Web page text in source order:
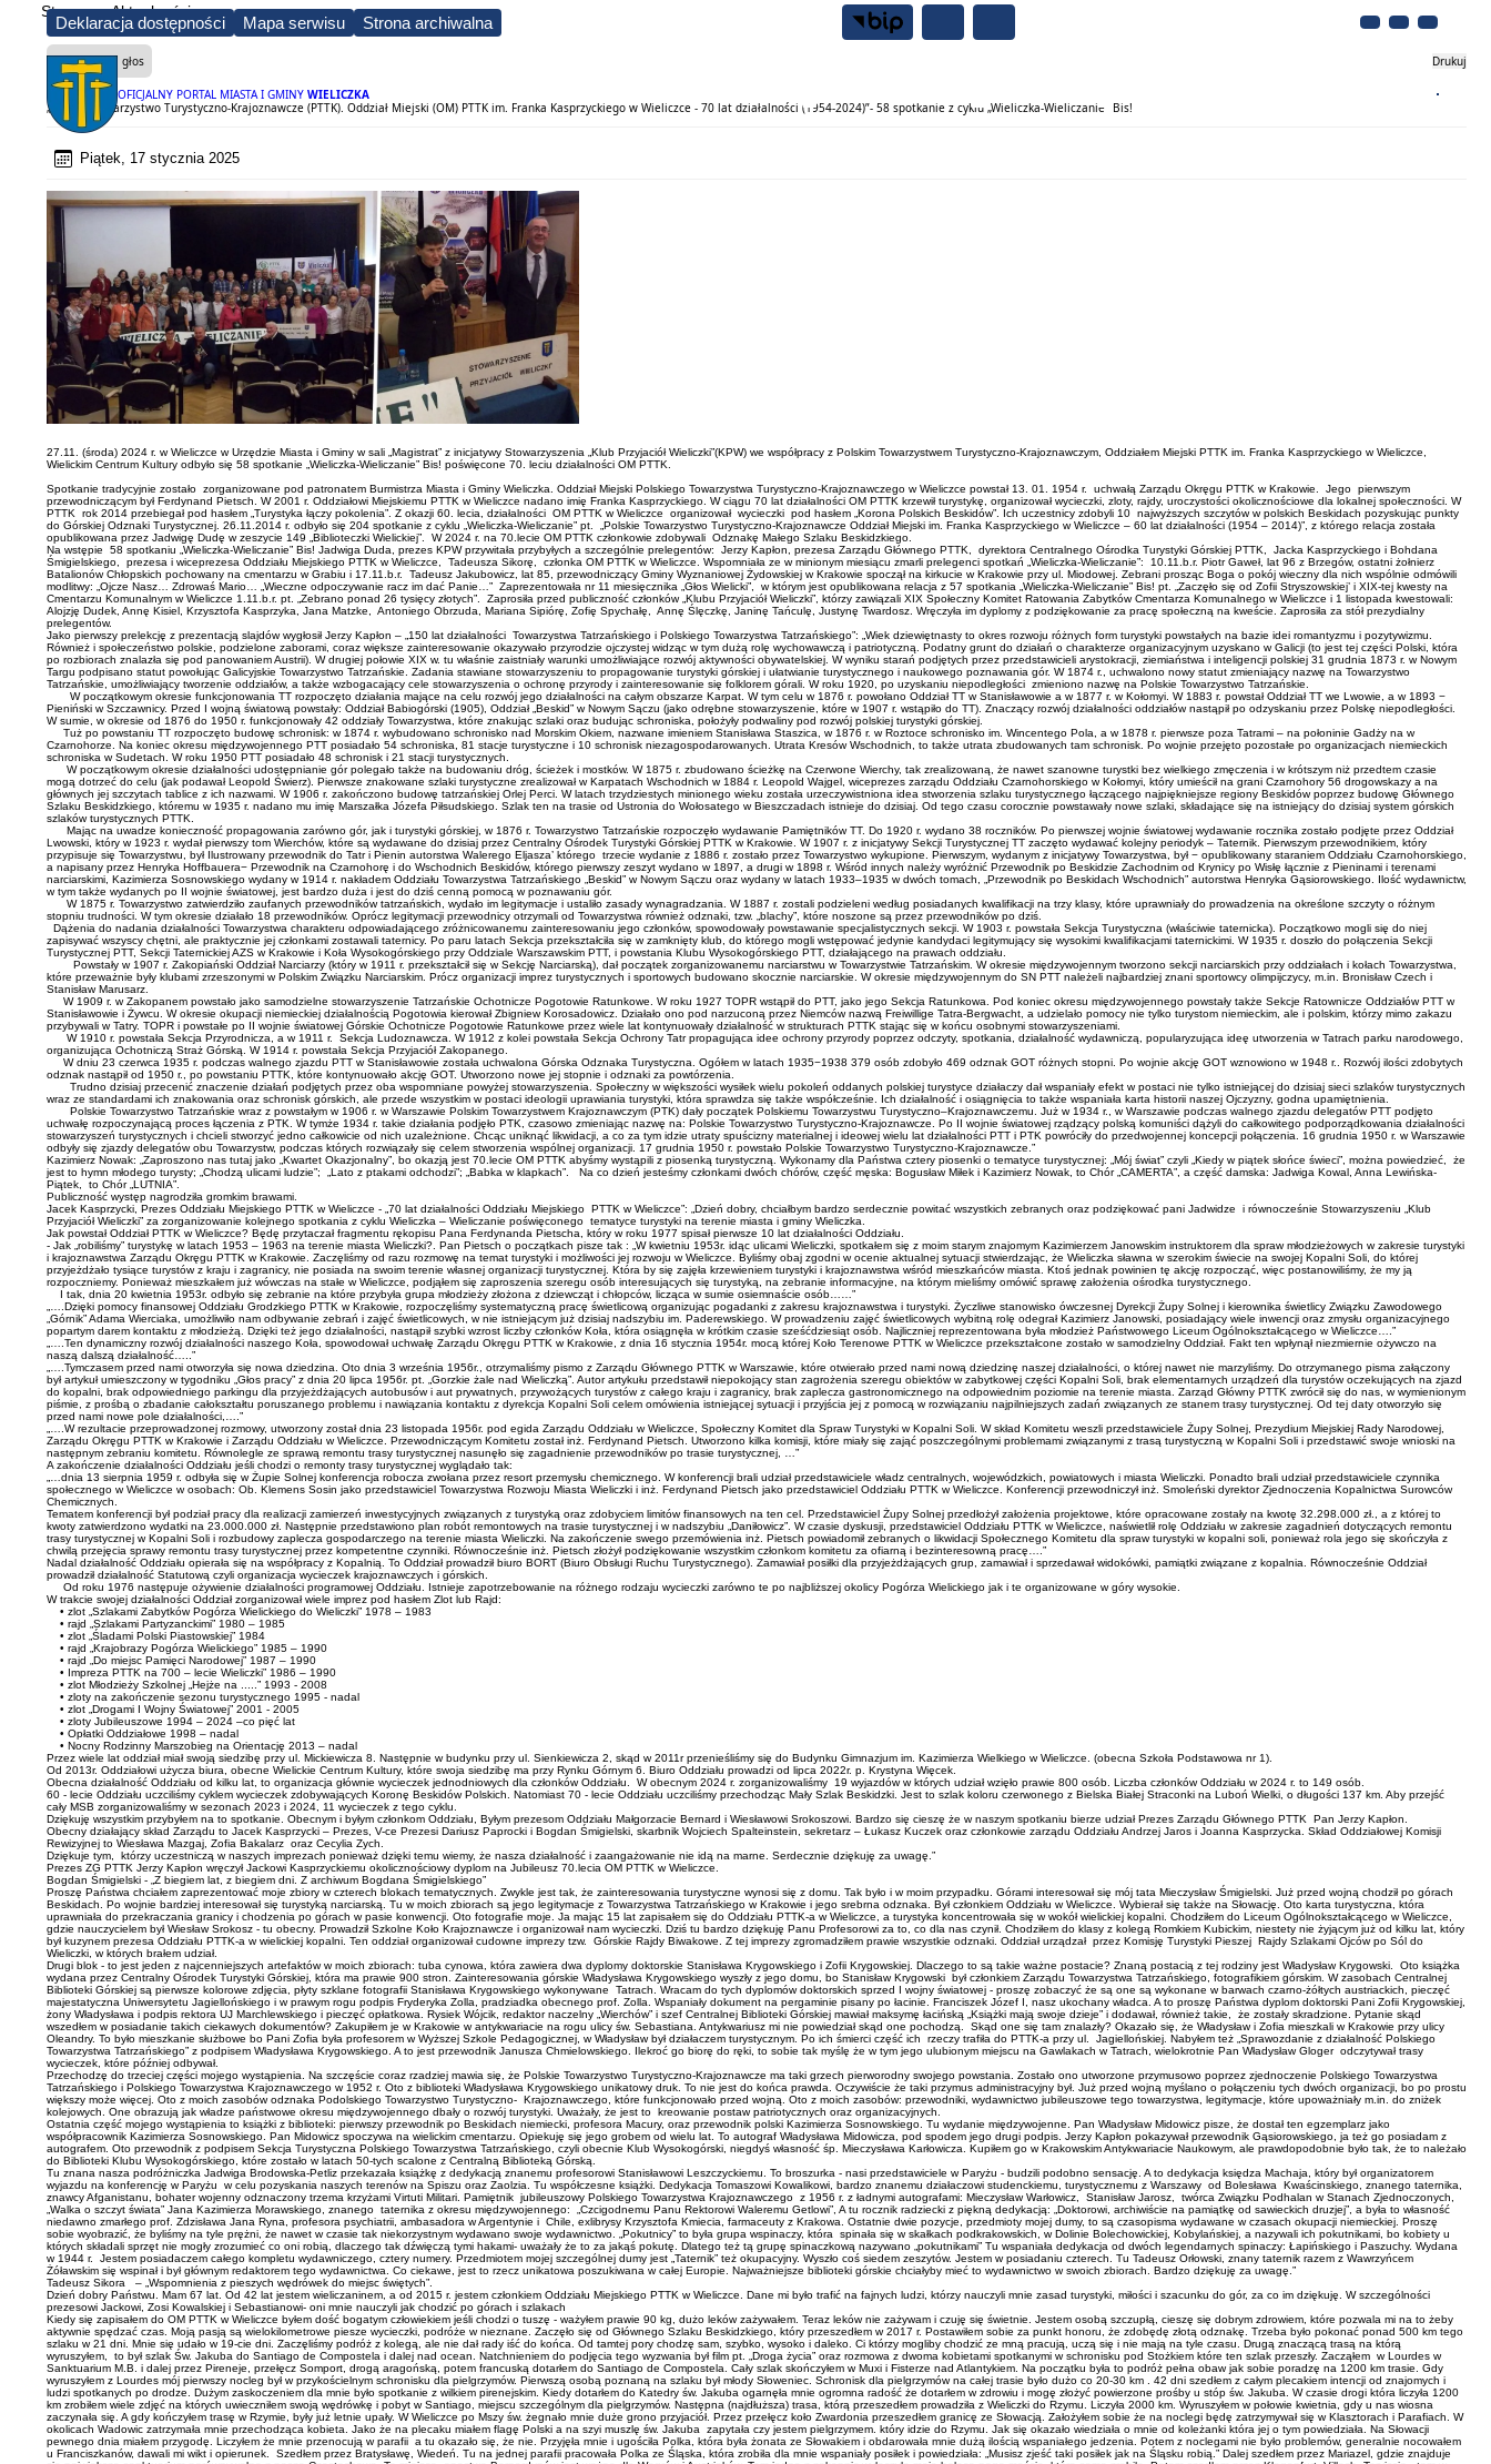
Deklaracja dostępności Mapa serwisu Strona archiwalna
OFICJALNY PORTAL MIASTA I GMINY WIELICZKA
Strona Aktualności
Czytaj na głos Drukuj
„Polskie Towarzystwo Turystyczno-Krajoznawcze (PTTK). Oddział Miejski (OM) PTTK im. Franka Kasprzyckiego w Wieliczce - 70 lat działalności (1954-2024)”- 58 spotkanie z cyklu „Wieliczka-Wieliczanie” Bis!
Piątek, 17 stycznia 2025
27.11. (środa) 2024 r. w Wieliczce w Urzędzie Miasta i Gminy w sali „Magistrat” z inicjatywy Stowarzyszenia „Klub Przyjaciół Wieliczki”(KPW) we współpracy z Polskim Towarzystwem Turystyczno-Krajoznawczym, Oddziałem Miejski PTTK im. Franka Kasprzyckiego w Wieliczce,
Wielickim Centrum Kultury odbyło się 58 spotkanie „Wieliczka-Wieliczanie” Bis! poświęcone 70. leciu działalności OM PTTK.
Spotkanie tradycyjnie zostało zorganizowane pod patronatem Burmistrza Miasta i Gminy Wieliczka. Oddział Miejski Polskiego Towarzystwa Turystyczno-Krajoznawczego w Wieliczce powstał 13. 01. 1954 r. uchwałą Zarządu Okręgu PTTK w Krakowie. Jego pierwszym
przewodniczącym był Ferdynand Pietsch. W 2001 r. Oddziałowi Miejskiemu PTTK w Wieliczce nadano imię Franka Kasprzyckiego. W ciągu 70 lat działalności OM PTTK krzewił turystykę, organizował wycieczki, zloty, rajdy, uroczystości okolicznościowe dla lokalnej społeczności. W
PTTK rok 2014 przebiegał pod hasłem „Turystyka łączy pokolenia”. Z okazji 60. lecia, działalności OM PTTK w Wieliczce organizował wycieczki pod hasłem „Korona Polskich Beskidów”. Ich uczestnicy zdobyli 10 najwyższych szczytów w polskich Beskidach pozyskując punkty
do Górskiej Odznaki Turystycznej. 26.11.2014 r. odbyło się 204 spotkanie z cyklu „Wieliczka-Wieliczanie” pt. „Polskie Towarzystwo Turystyczno-Krajoznawcze Oddział Miejski im. Franka Kasprzyckiego w Wieliczce – 60 lat działalności (1954 – 2014)”, z którego relacja została
opublikowana przez Jadwigę Dudę w zeszycie 149 „Biblioteczki Wielickiej”. W 2024 r. na 70.lecie OM PTTK członkowie zdobywali Odznakę Małego Szlaku Beskidzkiego.
Na wstępie 58 spotkaniu „Wieliczka-Wieliczanie” Bis! Jadwiga Duda, prezes KPW przywitała przybyłych a szczególnie prelegentów: Jerzy Kapłon, prezesa Zarządu Głównego PTTK, dyrektora Centralnego Ośrodka Turystyki Górskiej PTTK, Jacka Kasprzyckiego i Bohdana
Śmigielskiego, prezesa i wiceprezesa Oddziału Miejskiego PTTK w Wieliczce, Tadeusza Sikorę, członka OM PTTK w Wieliczce. Wspomniała ze w minionym miesiącu zmarli prelegenci spotkań „Wieliczka-Wieliczanie”: 10.11.b.r. Piotr Gaweł, lat 96 z Brzegów, ostatni żołnierz
Batalionów Chłopskich pochowany na cmentarzu w Grabiu i 17.11.b.r. Tadeusz Jakubowicz, lat 85, przewodniczący Gminy Wyznaniowej Żydowskiej w Krakowie spoczął na kirkucie w Krakowie przy ul. Miodowej. Zebrani prosząc Boga o pokój wieczny dla nich wspólnie odmówili
modlitwy: „Ojcze Nasz… Zdrowaś Mario… „Wieczne odpoczywanie racz im dać Panie…” Zaprezentowała nr 11 miesięcznika „Głos Wielicki”, w którym jest opublikowana relacja z 57 spotkania „Wieliczka-Wieliczanie” Bis! pt. „Zaczęło się od Zofii Stryszowskiej’ i XIX-tej kwesty na
Cmentarzu Komunalnym w Wieliczce 1.11.b.r. pt. „Zebrano ponad 26 tysięcy złotych”. Zaprosiła przed publiczność członków „Klubu Przyjaciół Wieliczki”, którzy zawiązali XIX Społeczny Komitet Ratowania Zabytków Cmentarza Komunalnego w Wieliczce i 1 listopada kwestowali:
Alojzję Dudek, Annę Kisiel, Krzysztofa Kasprzyka, Jana Matzke, Antoniego Obrzuda, Mariana Sipiórę, Zofię Spychałę, Annę Ślęczkę, Janinę Tańculę, Justynę Twardosz. Wręczyła im dyplomy z podziękowanie za pracę społeczną na kweście. Zaprosiła za stół prezydialny
prelegentów.
Jako pierwszy prelekcję z prezentacją slajdów wygłosił Jerzy Kapłon – „150 lat działalności Towarzystwa Tatrzańskiego i Polskiego Towarzystwa Tatrzańskiego”: „Wiek dziewiętnasty to okres rozwoju różnych form turystyki powstałych na bazie idei romantyzmu i pozytywizmu.
Również i społeczeństwo polskie, podzielone zaborami, coraz większe zainteresowanie okazywało przyrodzie ojczystej widząc w tym dużą rolę wychowawczą i patriotyczną. Podatny grunt do działań o charakterze organizacyjnym uzyskano w Galicji (to jest tej części Polski, która
po rozbiorach znalazła się pod panowaniem Austrii). W drugiej połowie XIX w. tu właśnie zaistniały warunki umożliwiające rozwój aktywności obywatelskiej. W wyniku starań podjętych przez przedstawicieli arystokracji, ziemiaństwa i inteligencji polskiej 31 grudnia 1873 r. w Nowym
Targu podpisano statut powołując Galicyjskie Towarzystwo Tatrzańskie. Zadania stawiane stowarzyszeniu to propagowanie turystyki górskiej i ułatwianie turystycznego i naukowego poznawania gór. W 1874 r., uchwalono nowy statut zmieniający nazwę na Towarzystwo
Tatrzańskie, umożliwiający tworzenie oddziałów, a także wzbogacający cele stowarzyszenia o ochronę przyrody i zainteresowanie się folklorem górali. W roku 1920, po uzyskaniu niepodległości zmieniono nazwę na Polskie Towarzystwo Tatrzańskie.
W początkowym okresie funkcjonowania TT rozpoczęto działania mające na celu rozwój jego działalności na całym obszarze Karpat. W tym celu w 1876 r. powołano Oddział TT w Stanisławowie a w 1877 r. w Kołomyi. W 1883 r. powstał Oddział TT we Lwowie, a w 1893 −
Pieniński w Szczawnicy. Przed I wojną światową powstały: Oddział Babiogórski (1905), Oddział „Beskid” w Nowym Sączu (jako odrębne stowarzyszenie, które w 1907 r. wstąpiło do TT). Znaczący rozwój działalności oddziałów nastąpił po odzyskaniu przez Polskę niepodległości.
W sumie, w okresie od 1876 do 1950 r. funkcjonowały 42 oddziały Towarzystwa, które znakując szlaki oraz budując schroniska, położyły podwaliny pod rozwój polskiej turystyki górskiej.
Tuż po powstaniu TT rozpoczęto budowę schronisk: w 1874 r. wybudowano schronisko nad Morskim Okiem, nazwane imieniem Stanisława Staszica, w 1876 r. w Roztoce schronisko im. Wincentego Pola, a w 1878 r. pierwsze poza Tatrami – na połoninie Gadży na w
Czarnohorze. Na koniec okresu międzywojennego PTT posiadało 54 schroniska, 81 stacje turystyczne i 10 schronisk niezagospodarowanych. Utrata Kresów Wschodnich, to także utrata zbudowanych tam schronisk. Po wojnie przejęto pozostałe po organizacjach niemieckich
schroniska w Sudetach. W roku 1950 PTT posiadało 48 schronisk i 21 stacji turystycznych.
W początkowym okresie działalności udostępnianie gór polegało także na budowaniu dróg, ścieżek i mostków. W 1875 r. zbudowano ścieżkę na Czerwone Wierchy, tak zrealizowaną, że nawet szanowne turystki bez wielkiego zmęczenia i w krótszym niż przedtem czasie
mogą dotrzeć do celu (jak podawał Leopold Świerz). Pierwsze znakowane szlaki turystyczne zrealizował w Karpatach Wschodnich w 1884 r. Leopold Wajgel, wiceprezes zarządu Oddziału Czarnohorskiego w Kołomyi, który umieścił na grani Czarnohory 56 drogowskazy a na
głównych jej szczytach tablice z ich nazwami. W 1906 r. zakończono budowę tatrzańskiej Orlej Perci. W latach trzydziestych minionego wieku została urzeczywistniona idea stworzenia szlaku turystycznego łączącego najpiękniejsze regiony Beskidów poprzez budowę Głównego
Szlaku Beskidzkiego, któremu w 1935 r. nadano mu imię Marszałka Józefa Piłsudskiego. Szlak ten na trasie od Ustronia do Wołosatego w Bieszczadach istnieje do dzisiaj. Od tego czasu corocznie powstawały nowe szlaki, składające się na istniejący do dzisiaj system górskich
szlaków turystycznych PTTK.
Mając na uwadze konieczność propagowania zarówno gór, jak i turystyki górskiej, w 1876 r. Towarzystwo Tatrzańskie rozpoczęło wydawanie Pamiętników TT. Do 1920 r. wydano 38 roczników. Po pierwszej wojnie światowej wydawanie rocznika zostało podjęte przez Oddział
Lwowski, który w 1923 r. wydał pierwszy tom Wierchów, które są wydawane do dzisiaj przez Centralny Ośrodek Turystyki Górskiej PTTK w Krakowie. W 1907 r. z inicjatywy Sekcji Turystycznej TT zaczęto wydawać kolejny periodyk – Taternik. Pierwszym przewodnikiem, który
przypisuje się Towarzystwu, był Ilustrowany przewodnik do Tatr i Pienin autorstwa Walerego Eljasza’ którego trzecie wydanie z 1886 r. zostało przez Towarzystwo wykupione. Pierwszym, wydanym z inicjatywy Towarzystwa, był − opublikowany staraniem Oddziału Czarnohorskiego,
a napisany przez Henryka Hoffbauera− Przewodnik na Czarnohorę i do Wschodnich Beskidów, którego pierwszy zeszyt wydano w 1897, a drugi w 1898 r. Wśród innych należy wyróżnić Przewodnik po Beskidzie Zachodnim od Krynicy po Wisłę łącznie z Pieninami i terenami
narciarskimi, Kazimierza Sosnowskiego wydany w 1914 r. nakładem Oddziału Towarzystwa Tatrzańskiego „Beskid” w Nowym Sączu oraz wydany w latach 1933–1935 w dwóch tomach, „Przewodnik po Beskidach Wschodnich” autorstwa Henryka Gąsiorowskiego. Ilość wydawnictw,
w tym także wydanych po II wojnie światowej, jest bardzo duża i jest do dziś cenną pomocą w poznawaniu gór.
W 1875 r. Towarzystwo zatwierdziło zaufanych przewodników tatrzańskich, wydało im legitymacje i ustaliło zasady wynagradzania. W 1887 r. zostali podzieleni według posiadanych kwalifikacji na trzy klasy, które uprawniały do prowadzenia na określone szczyty o różnym
stopniu trudności. W tym okresie działało 18 przewodników. Oprócz legitymacji przewodnicy otrzymali od Towarzystwa również odznaki, tzw. „blachy”, które noszone są przez przewodników po dziś.
Dążenia do nadania działalności Towarzystwa charakteru odpowiadającego zróżnicowanemu zainteresowaniu jego członków, spowodowały powstawanie specjalistycznych sekcji. W 1903 r. powstała Sekcja Turystyczna (właściwie taternicka). Początkowo mogli się do niej
zapisywać wszyscy chętni, ale praktycznie jej członkami zostawali taternicy. Po paru latach Sekcja przekształciła się w zamknięty klub, do którego mogli wstępować jedynie kandydaci legitymujący się wysokimi kwalifikacjami taternickimi. W 1935 r. doszło do połączenia Sekcji
Turystycznej PTT, Sekcji Taternickiej AZS w Krakowie i Koła Wysokogórskiego przy Oddziale Warszawskim PTT, i powstania Klubu Wysokogórskiego PTT, działającego na prawach oddziału.
Powstały w 1907 r. Zakopiański Oddział Narciarzy (który w 1911 r. przekształcił się w Sekcję Narciarską), dał początek zorganizowanemu narciarstwu w Towarzystwie Tatrzańskim. W okresie międzywojennym tworzono sekcji narciarskich przy oddziałach i kołach Towarzystwa,
które przeważnie były klubami zrzeszonymi w Polskim Związku Narciarskim. Prócz organizacji imprez turystycznych i sportowych budowano skocznie narciarskie. W okresie międzywojennym do SN PTT należeli najbardziej znani sportowcy olimpijczycy, m.in. Bronisław Czech i
Stanisław Marusarz.
W 1909 r. w Zakopanem powstało jako samodzielne stowarzyszenie Tatrzańskie Ochotnicze Pogotowie Ratunkowe. W roku 1927 TOPR wstąpił do PTT, jako jego Sekcja Ratunkowa. Pod koniec okresu międzywojennego powstały także Sekcje Ratownicze Oddziałów PTT w
Stanisławowie i Żywcu. W okresie okupacji niemieckiej działalnością Pogotowia kierował Zbigniew Korosadowicz. Działało ono pod narzuconą przez Niemców nazwą Freiwillige Tatra-Bergwacht, a udzielało pomocy nie tylko turystom niemieckim, ale i polskim, którzy mimo zakazu
przybywali w Tatry. TOPR i powstałe po II wojnie światowej Górskie Ochotnicze Pogotowie Ratunkowe przez wiele lat kontynuowały działalność w strukturach PTTK stając się w końcu osobnymi stowarzyszeniami.
W 1910 r. powstała Sekcja Przyrodnicza, a w 1911 r. Sekcja Ludoznawcza. W 1912 z kolei powstała Sekcja Ochrony Tatr propagująca idee ochrony przyrody poprzez odczyty, spotkania, działalność wydawniczą, popularyzująca ideę utworzenia w Tatrach parku narodowego,
organizująca Ochotniczą Straż Górską. W 1914 r. powstała Sekcja Przyjaciół Zakopanego.
W dniu 23 czerwca 1935 r. podczas walnego zjazdu PTT w Stanisławowie została uchwalona Górska Odznaka Turystyczna. Ogółem w latach 1935−1938 379 osób zdobyło 469 odznak GOT różnych stopni. Po wojnie akcję GOT wznowiono w 1948 r.. Rozwój ilości zdobytych
odznak nastąpił od 1950 r., po powstaniu PTTK, które kontynuowało akcję GOT. Utworzono nowe jej stopnie i odznaki za powtórzenia.
Trudno dzisiaj przecenić znaczenie działań podjętych przez oba wspomniane powyżej stowarzyszenia. Społeczny w większości wysiłek wielu pokoleń oddanych polskiej turystyce działaczy dał wspaniały efekt w postaci nie tylko istniejącej do dzisiaj sieci szlaków turystycznych
wraz ze standardami ich znakowania oraz schronisk górskich, ale przede wszystkim w postaci ideologii uprawiania turystyki, która sprawdza się także współcześnie. Ich działalność i osiągnięcia to także wspaniała karta historii naszej Ojczyzny, godna upamiętnienia.
Polskie Towarzystwo Tatrzańskie wraz z powstałym w 1906 r. w Warszawie Polskim Towarzystwem Krajoznawczym (PTK) dały początek Polskiemu Towarzystwu Turystyczno–Krajoznawczemu. Już w 1934 r., w Warszawie podczas walnego zjazdu delegatów PTT podjęto
uchwałę rozpoczynającą proces łączenia z PTK. W tymże 1934 r. takie działania podjęło PTK, czasowo zmieniając nazwę na: Polskie Towarzystwo Turystyczno-Krajoznawcze. Po II wojnie światowej rządzący polską komuniści dążyli do całkowitego podporządkowania działalności
stowarzyszeń turystycznych i chcieli stworzyć jedno całkowicie od nich uzależnione. Chcąc uniknąć likwidacji, a co za tym idzie utraty spuścizny materialnej i ideowej wielu lat działalności PTT i PTK powróciły do przedwojennej koncepcji połączenia. 16 grudnia 1950 r. w Warszawie
odbyły się zjazdy delegatów obu Towarzystw, podczas których rozwiązały się celem stworzenia wspólnej organizacji. 17 grudnia 1950 r. powstało Polskie Towarzystwo Turystyczno-Krajoznawcze.”
Kazimierz Nowak: „Zaproszono nas tutaj jako „Kwartet Okazjonalny”, bo okazją jest 70.lecie OM PTTK abyśmy wystąpili z piosenką turystyczną. Wykonamy dla Państwa cztery piosenki o tematyce turystycznej: „Mój świat” czyli „Kiedy w piątek słońce świeci”, można powiedzieć, że
jest to hymn młodego turysty; „Chodzą ulicami ludzie”; „Lato z ptakami odchodzi”; „Babka w klapkach”. Na co dzień jesteśmy członkami dwóch chórów, część męska: Bogusław Miłek i Kazimierz Nowak, to Chór „CAMERTA”, a część damska: Jadwiga Kowal, Anna Lewińska-
Piątek, to Chór „LUTNIA”.
Publiczność występ nagrodziła gromkim brawami.
Jacek Kasprzycki, Prezes Oddziału Miejskiego PTTK w Wieliczce - „70 lat działalności Oddziału Miejskiego PTTK w Wieliczce”: „Dzień dobry, chciałbym bardzo serdecznie powitać wszystkich zebranych oraz podziękować pani Jadwidze i równocześnie Stowarzyszeniu „Klub
Przyjaciół Wieliczki” za zorganizowanie kolejnego spotkania z cyklu Wieliczka – Wieliczanie poświęconego tematyce turystyki na terenie miasta i gminy Wieliczka.
Jak powstał Oddział PTTK w Wieliczce? Będę przytaczał fragmentu rękopisu Pana Ferdynanda Pietscha, który w roku 1977 spisał pierwsze 10 lat działalności Oddziału.
- Jak „robiliśmy” turystykę w latach 1953 – 1963 na terenie miasta Wieliczki?. Pan Pietsch o początkach pisze tak : „W kwietniu 1953r. idąc ulicami Wieliczki, spotkałem się z moim starym znajomym Kazimierzem Janowskim instruktorem dla spraw młodzieżowych w zakresie turystyki
i krajoznawstwa Zarządu Okręgu PTTK w Krakowie. Zaczęliśmy od razu rozmowę na temat turystyki i możliwości jej rozwoju w Wieliczce. Byliśmy obaj zgodni w ocenie aktualnej sytuacji stwierdzając, że Wieliczka sławna w szerokim świecie na swojej Kopalni Soli, do której
przyjeżdżało tysiące turystów z kraju i zagranicy, nie posiada na swoim terenie własnej organizacji turystycznej. Która by się zajęła krzewieniem turystyki i krajoznawstwa wśród mieszkańców miasta. Ktoś jednak powinien tę akcję rozpocząć, więc postanowiliśmy, że my ją
rozpoczniemy. Ponieważ mieszkałem już wówczas na stałe w Wieliczce, podjąłem się zaproszenia szeregu osób interesujących się turystyką, na zebranie informacyjne, na którym mieliśmy omówić sprawę założenia ośrodka turystycznego.
I tak, dnia 20 kwietnia 1953r. odbyło się zebranie na które przybyła grupa młodzieży złożona z dziewcząt i chłopców, licząca w sumie osiemnaście osób……”
„….Dzięki pomocy finansowej Oddziału Grodzkiego PTTK w Krakowie, rozpoczęliśmy systematyczną pracę świetlicową organizując pogadanki z zakresu krajoznawstwa i turystyki. Życzliwe stanowisko ówczesnej Dyrekcji Żupy Solnej i kierownika świetlicy Związku Zawodowego
„Górnik” Adama Wierciaka, umożliwiło nam odbywanie zebrań i zajęć świetlicowych, w nie istniejącym już dzisiaj nadszybiu im. Paderewskiego. W prowadzeniu zajęć świetlicowych wybitną rolę odegrał Kazimierz Janowski, posiadający wiele inwencji oraz zmysłu organizacyjnego
popartym darem kontaktu z młodzieżą. Dzięki też jego działalności, nastąpił szybki wzrost liczby członków Koła, która osiągnęła w krótkim czasie sześćdziesiąt osób. Najliczniej reprezentowana była młodzież Państwowego Liceum Ogólnokształcącego w Wieliczce….”
„….Ten dynamiczny rozwój działalności naszego Koła, spowodował uchwałę Zarządu Okręgu PTTK w Krakowie, z dnia 16 stycznia 1954r. mocą której Koło Terenowe PTTK w Wieliczce przekształcone zostało w samodzielny Oddział. Fakt ten wpłynął niezmiernie ożywczo na
naszą dalszą działalność…..”
„….Tymczasem przed nami otworzyła się nowa dziedzina. Oto dnia 3 września 1956r., otrzymaliśmy pismo z Zarządu Głównego PTTK w Warszawie, które otwierało przed nami nową dziedzinę naszej działalności, o której nawet nie marzyliśmy. Do otrzymanego pisma załączony
był artykuł umieszczony w tygodniku „Głos pracy” z dnia 20 lipca 1956r. pt. „Gorzkie żale nad Wieliczką”. Autor artykułu przedstawił niepokojący stan zagrożenia szeregu obiektów w zabytkowej części Kopalni Soli, brak elementarnych urządzeń dla turystów oczekujących na zjazd
do kopalni, brak odpowiedniego parkingu dla przyjeżdżających autobusów i aut prywatnych, przywożących turystów z całego kraju i zagranicy, brak zaplecza gastronomicznego na odpowiednim poziomie na terenie miasta. Zarząd Główny PTTK zwrócił się do nas, w wymienionym
piśmie, z prośbą o zbadanie całokształtu poruszanego problemu i nawiązania kontaktu z dyrekcja Kopalni Soli celem omówienia istniejącej sytuacji i przyjścia jej z pomocą w rozwiązaniu najpilniejszych zadań związanych ze stanem trasy turystycznej. Od tej daty otworzyło się
przed nami nowe pole działalności,….”
„….W rezultacie przeprowadzonej rozmowy, utworzony został dnia 23 listopada 1956r. pod egida Zarządu Oddziału w Wieliczce, Społeczny Komitet dla Spraw Turystyki w Kopalni Soli. W skład Komitetu weszli przedstawiciele Żupy Solnej, Prezydium Miejskiej Rady Narodowej,
Zarządu Okręgu PTTK w Krakowie i Zarządu Oddziału w Wieliczce. Przewodniczącym Komitetu został inż. Ferdynand Pietsch. Utworzono kilka komisji, które miały się zająć poszczególnymi problemami związanymi z trasą turystyczną w Kopalni Soli i przedstawić swoje wnioski na
następnym zebraniu komitetu. Równolegle ze sprawą remontu trasy turystycznej nasunęło się zagadnienie przewodników po trasie turystycznej, …”
A zakończenie działalności Oddziału jeśli chodzi o remonty trasy turystycznej wyglądało tak:
„…dnia 13 sierpnia 1959 r. odbyła się w Żupie Solnej konferencja robocza zwołana przez resort przemysłu chemicznego. W konferencji brali udział przedstawiciele władz centralnych, wojewódzkich, powiatowych i miasta Wieliczki. Ponadto brali udział przedstawiciele czynnika
społecznego w Wieliczce w osobach: Ob. Klemens Sosin jako przedstawiciel Towarzystwa Rozwoju Miasta Wieliczki i inż. Ferdynand Pietsch jako przedstawiciel Oddziału PTTK w Wieliczce. Konferencji przewodniczył inż. Smoleński dyrektor Zjednoczenia Kopalnictwa Surowców
Chemicznych.
Tematem konferencji był podział pracy dla realizacji zamierzeń inwestycyjnych związanych z turystyką oraz zdobyciem limitów finansowych na ten cel. Przedstawiciel Żupy Solnej przedłożył założenia projektowe, które opracowane zostały na kwotę 32.298.000 zł., a z której to
kwoty zatwierdzono wydatki na 23.000.000 zł. Następnie przedstawiono plan robót remontowych na trasie turystycznej i w nadszybiu „Daniłowicz”. W czasie dyskusji, przedstawiciel Oddziału PTTK w Wieliczce, naświetlił rolę Oddziału w zakresie zagadnień dotyczących remontu
trasy turystycznej w Kopalni Soli i rozbudowy zaplecza gospodarczego na terenie miasta Wieliczki. Na zakończenie swego przemówienia inż. Pietsch powiadomił zebranych o likwidacji Społecznego Komitetu dla spraw turystyki w kopalni soli, ponieważ rola jego się skończyła z
chwilą przejęcia sprawy remontu trasy turystycznej przez kompetentne czynniki. Równocześnie inż. Pietsch złożył podziękowanie wszystkim członkom komitetu za ofiarną i bezinteresowną pracę….”
Nadal działalność Oddziału opierała się na współpracy z Kopalnią. To Oddział prowadził biuro BORT (Biuro Obsługi Ruchu Turystycznego). Zamawiał posiłki dla przyjeżdżających grup, zamawiał i sprzedawał widokówki, pamiątki związane z kopalnia. Równocześnie Oddział
prowadził działalność Statutową czyli organizacja wycieczek krajoznawczych i górskich.
Od roku 1976 następuje ożywienie działalności programowej Oddziału. Istnieje zapotrzebowanie na różnego rodzaju wycieczki zarówno te po najbliższej okolicy Pogórza Wielickiego jak i te organizowane w góry wysokie.
W trakcie swojej działalności Oddział zorganizował wiele imprez pod hasłem Zlot lub Rajd:
• zlot „Szlakami Zabytków Pogórza Wielickiego do Wieliczki” 1978 – 1983
• rajd „Szlakami Partyzanckimi” 1980 – 1985
• zlot „Śladami Polski Piastowskiej” 1984
• rajd „Krajobrazy Pogórza Wielickiego” 1985 – 1990
• rajd „Do miejsc Pamięci Narodowej” 1987 – 1990
• Impreza PTTK na 700 – lecie Wieliczki” 1986 – 1990
• zlot Młodzieży Szkolnej „Hejże na .....” 1993 - 2008
• zloty na zakończenie sezonu turystycznego 1995 - nadal
• zlot „Drogami I Wojny Światowej” 2001 - 2005
• zloty Jubileuszowe 1994 – 2024 –co pięć lat
• Opłatki Oddziałowe 1998 – nadal
• Nocny Rodzinny Marszobieg na Orientację 2013 – nadal
Przez wiele lat oddział miał swoją siedzibę przy ul. Mickiewicza 8. Następnie w budynku przy ul. Sienkiewicza 2, skąd w 2011r przenieśliśmy się do Budynku Gimnazjum im. Kazimierza Wielkiego w Wieliczce. (obecna Szkoła Podstawowa nr 1).
Od 2013r. Oddziałowi użycza biura, obecne Wielickie Centrum Kultury, które swoja siedzibę ma przy Rynku Górnym 6. Biuro Oddziału prowadzi od lipca 2022r. p. Krystyna Więcek.
Obecna działalność Oddziału od kilku lat, to organizacja głównie wycieczek jednodniowych dla członków Oddziału. W obecnym 2024 r. zorganizowaliśmy 19 wyjazdów w których udział wzięło prawie 800 osób. Liczba członków Oddziału w 2024 r. to 149 osób.
60 - lecie Oddziału uczciliśmy cyklem wycieczek zdobywających Koronę Beskidów Polskich. Natomiast 70 - lecie Oddziału uczciliśmy przechodząc Mały Szlak Beskidzki. Jest to szlak koloru czerwonego z Bielska Białej Straconki na Luboń Wielki, o długości 137 km. Aby przejść
cały MSB zorganizowaliśmy w sezonach 2023 i 2024, 11 wycieczek z tego cyklu.
Dziękuję wszystkim przybyłem na to spotkanie. Obecnym i byłym członkom Oddziału, Byłym prezesom Oddziału Małgorzacie Bernard i Wiesławowi Srokoszowi. Bardzo się cieszę że w naszym spotkaniu bierze udział Prezes Zarządu Głównego PTTK Pan Jerzy Kapłon.
Obecny działający skład Zarządu to Jacek Kasprzycki – Prezes, V-ce Prezesi Dariusz Paprocki i Bogdan Śmigielski, skarbnik Wojciech Spalteinstein, sekretarz – Łukasz Kuczek oraz członkowie zarządu Oddziału Andrzej Jaros i Joanna Kasprzycka. Skład Oddziałowej Komisji
Rewizyjnej to Wiesława Mazgaj, Zofia Bakalarz oraz Cecylia Zych.
Dziękuje tym, którzy uczestniczą w naszych imprezach ponieważ dzięki temu wiemy, że nasza działalność i zaangażowanie nie idą na marne. Serdecznie dziękuję za uwagę.”
Prezes ZG PTTK Jerzy Kapłon wręczył Jackowi Kasprzyckiemu okolicznościowy dyplom na Jubileusz 70.lecia OM PTTK w Wieliczce.
Bogdan Śmigielski - „Z biegiem lat, z biegiem dni. Z archiwum Bogdana Śmigielskiego”
Proszę Państwa chciałem zaprezentować moje zbiory w czterech blokach tematycznych. Zwykle jest tak, że zainteresowania turystyczne wynosi się z domu. Tak było i w moim przypadku. Górami interesował się mój tata Mieczysław Śmigielski. Już przed wojną chodził po górach
Beskidach. Po wojnie bardziej interesował się turystyką narciarską. Tu w moich zbiorach są jego legitymacje z Towarzystwa Tatrzańskiego w Krakowie i jego srebrna odznaka. Był członkiem Oddziału w Wieliczce. Wybierał się także na Słowację. Oto karta turystyczna, która
uprawniała do przekraczania granicy i chodzenia po górach w pasie konwencji. Oto fotografie moje. Ja mając 15 lat zapisałem się do Oddziału PTTK-a w Wieliczce, a turystyka koncentrowała się w wokół wielickiej kopalni. Chodziłem do Liceum Ogólnokształcącego w Wieliczce,
gdzie nauczycielem był Wiesław Srokosz - tu obecny. Prowadził Szkolne Koło Krajoznawcze i organizował nam wycieczki. Dziś tu bardzo dziękuję Panu Profesorowi za to, co dla nas czynił. Chodziłem do klasy z kolegą Romkiem Kubickim, niestety nie żyjącym już od kilku lat, który
był kuzynem prezesa Oddziału PTTK-a w wielickiej kopalni. Ten oddział organizował cudowne imprezy tzw. Górskie Rajdy Biwakowe. Z tej imprezy zgromadziłem prawie wszystkie odznaki. Oddział urządzał przez Komisję Turystyki Pieszej Rajdy Szlakami Ojców po Sól do
Wieliczki, w których brałem udział.
Drugi blok - to jest jeden z najcenniejszych artefaktów w moich zbiorach: tuba cynowa, która zawiera dwa dyplomy doktorskie Stanisława Krygowskiego i Zofii Krygowskiej. Dlaczego to są takie ważne postacie? Znaną postacią z tej rodziny jest Władysław Krygowski. Oto książka
wydana przez Centralny Ośrodek Turystyki Górskiej, która ma prawie 900 stron. Zainteresowania górskie Władysława Krygowskiego wyszły z jego domu, bo Stanisław Krygowski był członkiem Zarządu Towarzystwa Tatrzańskiego, fotografikiem górskim. W zasobach Centralnej
Biblioteki Górskiej są pierwsze kolorowe zdjęcia, płyty szklane fotografii Stanisława Krygowskiego wykonywane Tatrach. Wracam do tych dyplomów doktorskich sprzed I wojny światowej - proszę zobaczyć że są one są wykonane w barwach czarno-żółtych austriackich, pieczęć
majestatyczna Uniwersytetu Jagiellońskiego i w prawym rogu podpis Fryderyka Zolla, pradziadka obecnego prof. Zolla. Wspaniały dokument na pergaminie pisany po łacinie. Franciszek Józef I, nasz ukochany władca. A to proszę Państwa dyplom doktorski Pani Zofii Krygowskiej,
żony Władysława i podpis rektora UJ Marchlewskiego i pieczęć opłatkowa. Rysiek Wójcik, redaktor naczelny „Wierchów” i szef Centralnej Biblioteki Górskiej mawiał maksymę łacińską „Książki mają swoje dzieje” i dodawał, również takie, że zostały skradzione. Pytanie skąd
wszedłem w posiadanie takich ciekawych dokumentów? Zakupiłem je w Krakowie w antykwariacie na rogu ulicy św. Sebastiana. Antykwariusz mi nie powiedział skąd one pochodzą. Skąd one się tam znalazły? Okazało się, że Władysław i Zofia mieszkali w Krakowie przy ulicy
Oleandry. To było mieszkanie służbowe bo Pani Zofia była profesorem w Wyższej Szkole Pedagogicznej, w Władysław był działaczem turystycznym. Po ich śmierci część ich rzeczy trafiła do PTTK-a przy ul. Jagiellońskiej. Nabyłem też „Sprawozdanie z działalność Polskiego
Towarzystwa Tatrzańskiego” z podpisem Władysława Krygowskiego. A to jest przewodnik Janusza Chmielowskiego. Ilekroć go biorę do ręki, to sobie tak myślę że w tym jego ulubionym miejscu na Gawlakach w Tatrach, wielokrotnie Pan Władysław Gloger odczytywał trasy
wycieczek, które później odbywał.
Przechodzę do trzeciej części mojego wystąpienia. Na szczęście coraz rzadziej mawia się, że Polskie Towarzystwo Turystyczno-Krajoznawcze ma taki grzech pierworodny swojego powstania. Zostało ono utworzone przymusowo poprzez zjednoczenie Polskiego Towarzystwa
Tatrzańskiego i Polskiego Towarzystwa Krajoznawczego w 1952 r. Oto z biblioteki Władysława Krygowskiego unikatowy druk. To nie jest do końca prawda. Oczywiście że taki przymus administracyjny był. Już przed wojną myślano o połączeniu tych dwóch organizacji, bo po prostu
większy może więcej. Oto z moich zasobów odznaka Podolskiego Towarzystwo Turystyczno- Krajoznawczego, które funkcjonowało przed wojną. Oto z moich zasobów: przewodniki, wydawnictwo jubileuszowe tego towarzystwa, legitymacje, które upoważniały m.in. do zniżek
kolejowych. One obrazują jak władze państwowe okresu międzywojennego dbały o rozwój turystyki. Uważały, że jest to kreowanie postaw patriotycznych oraz organizacyjnych.
Ostatnia część mojego wystąpienia to książki z biblioteki: pierwszy przewodnik po Beskidach niemiecki, profesora Macury, oraz przewodnik polski Kazimierza Sosnowskiego. Tu wydanie międzywojenne. Pan Władysław Midowicz pisze, że dostał ten egzemplarz jako
współpracownik Kazimierza Sosnowskiego. Pan Midowicz spoczywa na wielickim cmentarzu. Opiekuję się jego grobem od wielu lat. To autograf Władysława Midowicza, pod spodem jego drugi podpis. Jerzy Kapłon pokazywał przewodnik Gąsiorowskiego, ja też go posiadam z
autografem. Oto przewodnik z podpisem Sekcja Turystyczna Polskiego Towarzystwa Tatrzańskiego, czyli obecnie Klub Wysokogórski, niegdyś własność śp. Mieczysława Karłowicza. Kupiłem go w Krakowskim Antykwariacie Naukowym, ale prawdopodobnie było tak, że to należało
do Biblioteki Klubu Wysokogórskiego, które zostało w latach 50-tych scalone z Centralną Biblioteką Górską.
Tu znana nasza podróżniczka Jadwiga Brodowska-Petliz przekazała książkę z dedykacją znanemu profesorowi Stanisławowi Leszczyckiemu. To broszurka - nasi przedstawiciele w Paryżu - budzili podobno sensację. A to dedykacja księdza Machaja, który był organizatorem
wyjazdu na konferencję w Paryżu w celu pozyskania naszych terenów na Spiszu oraz Zaolzia. Tu współczesne książki. Dedykacja Tomaszowi Kowalikowi, bardzo znanemu działaczowi studenckiemu, turystycznemu z Warszawy od Bolesława Kwaścinskiego, znanego taternika,
znawcy Afganistanu, bohater wojenny odznaczony trzema krzyżami Virtuti Militari. Pamiętnik jubileuszowy Polskiego Towarzystwa Krajoznawczego z 1956 r. z ładnymi autografami: Mieczysław Warłowicz, Stanisław Jarosz, twórca Związku Podhalan w Stanach Zjednoczonych,
„Walka o szczyt świata” Jana Kazimierza Morawskiego, znanego taternika z okresu międzywojennego: „Czcigodnemu Panu Rektorowi Waleremu Getlowi”, A tu rocznik radziecki z piękną dedykacją: „Doktorowi, archiwiście na pamiątkę od sawieckich druzjej”, a była to własność
niedawno zmarłego prof. Zdzisława Jana Ryna, profesora psychiatrii, ambasadora w Argentynie i Chile, exlibrysy Krzysztofa Kmiecia, farmaceuty z Krakowa. Ostatnie dwie pozycje, przedmioty mojej dumy, to są czasopisma wydawane w czasach okupacji niemieckiej. Proszę
sobie wyobrazić, że byliśmy na tyle prężni, że nawet w czasie tak niekorzystnym wydawano swoje wydawnictwo. „Pokutnicy” to była grupa wspinaczy, która spinała się w skałkach podkrakowskich, w Dolinie Bolechowickiej, Kobylańskiej, a nazywali ich pokutnikami, bo kobiety u
których składali sprzęt nie mogły zrozumieć co oni robią, dlaczego tak dźwięczą tymi hakami- uważały że to za jakąś pokutę. Dlatego też tą grupę spinaczkową nazywano „pokutnikami” Tu wspaniała dedykacja od dwóch legendarnych spinaczy: Łapińskiego i Paszuchy. Wydana
w 1944 r. Jestem posiadaczem całego kompletu wydawniczego, cztery numery. Przedmiotem mojej szczególnej dumy jest „Taternik” też okupacyjny. Wyszło coś siedem zeszytów. Jestem w posiadaniu czterech. Tu Tadeusz Orłowski, znany taternik razem z Wawrzyńcem
Żóławskim się wspinał i był głównym redaktorem tego wydawnictwa. Co ciekawe, jest to rzecz unikatowa poszukiwana w całej Europie. Najważniejsze biblioteki górskie chciałyby mieć to wydawnictwo w swoich zbiorach. Bardzo dziękuję za uwagę.”
Tadeusz Sikora – „Wspomnienia z pieszych wędrówek do miejsc świętych”.
Dzień dobry Państwu. Mam 67 lat. Od 42 lat jestem wieliczaninem, a od 2015 r. jestem członkiem Oddziału Miejskiego PTTK w Wieliczce. Dane mi było trafić na fajnych ludzi, którzy nauczyli mnie zasad turystyki, miłości i szacunku do gór, za co im dziękuję. W szczególności
prezesowi Jackowi, Zosi Kowalskiej i Sebastianowi- oni mnie nauczyli jak chodzić po górach i szlakach
Kiedy się zapisałem do OM PTTK w Wieliczce byłem dość bogatym człowiekiem jeśli chodzi o tuszę - ważyłem prawie 90 kg, dużo leków zażywałem. Teraz leków nie zażywam i czuję się świetnie. Jestem osobą szczupłą, cieszę się dobrym zdrowiem, które pozwala mi na to żeby
aktywnie spędzać czas. Moją pasją są wielokilometrowe piesze wycieczki, podróże w nieznane. Zaczęło się od Głównego Szlaku Beskidzkiego, który przeszedłem w 2017 r. Postawiłem sobie za punkt honoru, że zdobędę złotą odznakę. Trzeba było pokonać ponad 500 km tego
szlaku w 21 dni. Mnie się udało w 19-cie dni. Zaczęliśmy podróż z kolegą, ale nie dał rady iść do końca. Od tamtej pory chodzę sam, szybko, wysoko i daleko. Ci którzy mogliby chodzić ze mną pracują, uczą się i nie mają na tyle czasu. Drugą znaczącą trasą na którą
wyruszyłem, to był szlak Św. Jakuba do Santiago de Compostela i dalej nad ocean. Natchnieniem do podjęcia tego wyzwania był film pt. „Droga życia” oraz rozmowa z dwoma kobietami spotkanymi w schronisku pod Stożkiem które ten szlak przeszły. Zacząłem w Lourdes w
Sanktuarium M.B. i dalej przez Pireneje, przełęcz Somport, drogą aragońską, potem francuską dotarłem do Santiago de Compostela. Cały szlak skończyłem w Muxi i Fisterze nad Atlantykiem. Na początku była to podróż pełna obaw jak sobie poradzę na 1200 km trasie. Gdy
wyruszyłem z Lourdes mój pierwszy nocleg był w przykościelnym schronisku dla pielgrzymów. Pierwszą osobą poznaną na szlaku był młody Słoweniec. Schronisk dla pielgrzymów na całej trasie było dużo co 20-30 km . 42 dni szedłem z całym plecakiem intencji od znajomych i
ludzi spotkanych po drodze. Dużym zaskoczeniem dla mnie było spotkanie z wilkiem pirenejskim. Kiedy dotarłem do Katedry św. Jakuba ogarnęła mnie ogromna radość że dotarłem w zdrowiu i mogę złożyć powierzone prośby u stóp św. Jakuba. W czasie drogi która liczyła 1200
km zrobiłem wiele zdjęć na których uwieczniłem swoją wędrówkę i pobyt w Santiago, miejscu szczególnym dla pielgrzymów. Następna (najdłuższa) trasa, którą przeszedłem prowadziła z Wieliczki do Rzymu. Liczyła 2000 km. Wyruszyłem w połowie kwietnia, gdy u nas wiosna
zaczynała się. A gdy kończyłem trasę w Rzymie, były już letnie upały. W Wieliczce po Mszy św. żegnało mnie duże grono przyjaciół. Przez przełęcz koło Zwardonia przeszedłem granicę ze Słowacją. Założyłem sobie że na noclegi będę zatrzymywał się w Klasztorach i Parafiach. W
okolicach Wadowic zatrzymała mnie przechodząca kobieta. Jako że na plecaku miałem flagę Polski a na szyi muszlę św. Jakuba zapytała czy jestem pielgrzymem. który idzie do Rzymu. Jak się okazało wiedziała o mnie od koleżanki która jej o tym powiedziała. Na Słowacji
pewnego dnia miałem przygodę. Liczyłem że mnie przenocują w parafii a tu okazało się, że nie. Przyjęła mnie i ugościła Polka, która była żonata ze Słowakiem i obdarowała mnie dużą ilością wspaniałego jedzenia. Potem z noclegami nie było problemów, generalnie nocowałem
u Franciszkanów, dawali mi wikt i opierunek. Szedłem przez Bratysławę, Wiedeń. Tu na jednej parafii pracowała Polka ze Śląska, która zrobiła dla mnie wspaniały posiłek i powiedziała: „Musisz zjeść taki posiłek jak na Śląsku robią.” Dalej szedłem przez Mariazel, gdzie znajduje